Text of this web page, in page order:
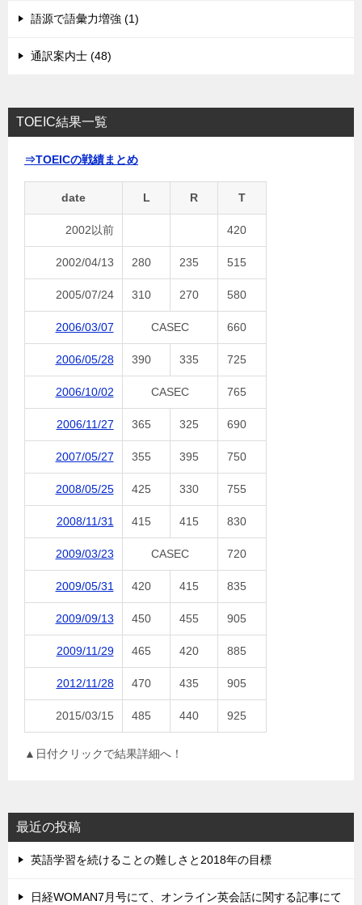
語源で語彙力増強 (1)
通訳案内士 (48)
TOEIC結果一覧
⇒TOEICの戦績まとめ
date L R T
2002以前 420
2002/04/13 280 235 515
2005/07/24 310 270 580
2006/03/07 CASEC 660
2006/05/28 390 335 725
2006/10/02 CASEC 765
2006/11/27 365 325 690
2007/05/27 355 395 750
2008/05/25 425 330 755
2008/11/31 415 415 830
2009/03/23 CASEC 720
2009/05/31 420 415 835
2009/09/13 450 455 905
2009/11/29 465 420 885
2012/11/28 470 435 905
2015/03/15 485 440 925
▲日付クリックで結果詳細へ！
最近の投稿
英語学習を続けることの難しさと2018年の目標
日経WOMAN7月号にて、オンライン英会話に関する記事にて